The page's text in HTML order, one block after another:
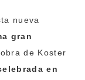
nueva
gran
de Koster
en